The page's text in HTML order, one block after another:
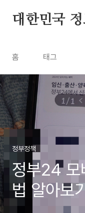
대한민국
홈 태그
정부정책
정부24 모
법 알아보기